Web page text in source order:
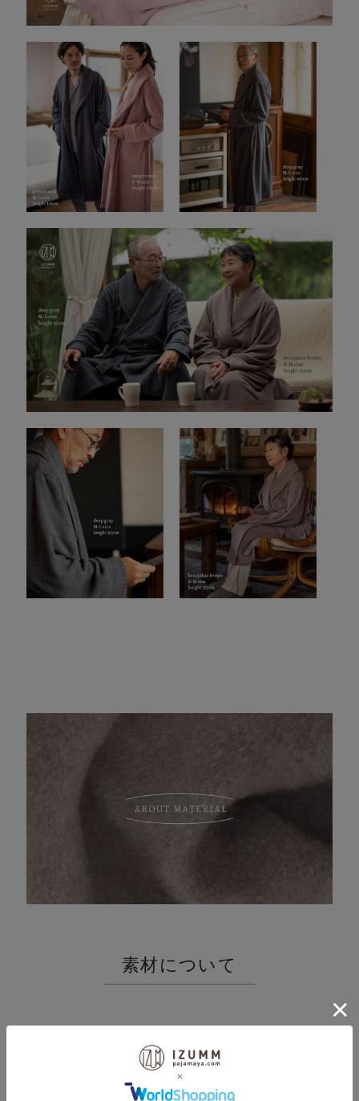
素材について
寝るため、くつろぐために特化し
た
パジャマのためのフリース